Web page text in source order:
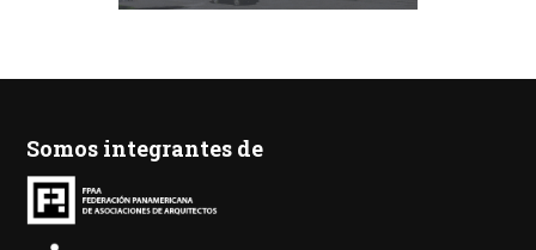
Somos integrantes de